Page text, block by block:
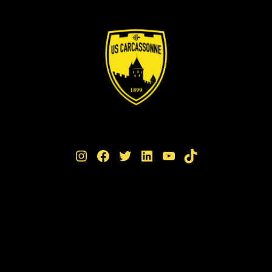
Instagram Facebook Twitter LinkedIn YouTube TikTok